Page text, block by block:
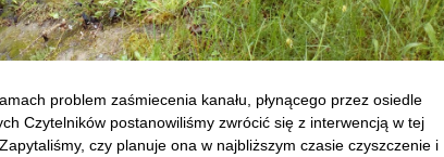
problem zaśmiecenia kanału, płynącego przez osiedle
Czytelników postanowiliśmy zwrócić się z interwencją w tej
czy planuje ona w najbliższym czasie czyszczenie i